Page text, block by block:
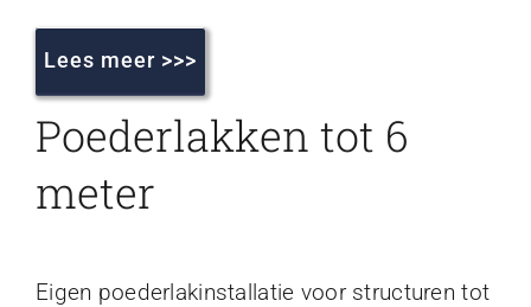
Lees meer >>>
Poederlakken tot 6
meter
Eigen poederlakinstallatie voor structuren tot